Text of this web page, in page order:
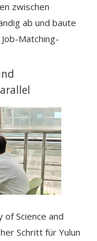
zwischen
ab und baute
Matching-
of Science and
Schritt für Yulun